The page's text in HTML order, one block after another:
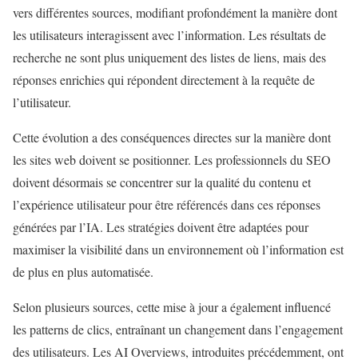
vers différentes sources, modifiant profondément la manière dont
les utilisateurs interagissent avec l’information. Les résultats de
recherche ne sont plus uniquement des listes de liens, mais des
réponses enrichies qui répondent directement à la requête de
l’utilisateur.
Cette évolution a des conséquences directes sur la manière dont
les sites web doivent se positionner. Les professionnels du SEO
doivent désormais se concentrer sur la qualité du contenu et
l’expérience utilisateur pour être référencés dans ces réponses
générées par l’IA. Les stratégies doivent être adaptées pour
maximiser la visibilité dans un environnement où l’information est
de plus en plus automatisée.
Selon plusieurs sources, cette mise à jour a également influencé
les patterns de clics, entraînant un changement dans l’engagement
des utilisateurs. Les AI Overviews, introduites précédemment, ont